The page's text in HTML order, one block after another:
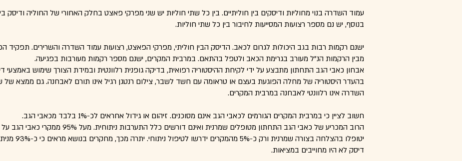
עמוד השדרה בנוי מחוליות ודיסקים בין חוליתיים. בין כל שתי חוליות יש שני מפרקי פאצט בחלק האחורי של החוליה ודיסק
בנוסף, יש נם מספר רצועות המסייעות לחיבור בין כל שתי חוליות.
ישנם רקמות רבות בגב היכולות לגרום לכאב. הדיסק הבין חוליתי, מפרקי הפאצט, רצועות עמוד השדרה והשרירים. תפקיד
מבין הרקמות הנ"ל מעורב בגרימת הכאב ולטפל בהתאם. במרבית המקרים, ישנם מספר רקמות מעורבות בפגיעה.
בהעדר היסטוריה של מחלה הפוגעת בעצם או טראומה עם חשד לשבר, צילום רנטגן רגיל אינו תורם לאבחנה. גם ממצא של
השדרה אינו רלוונטי לאבחנה במרבית המקרים.
חשוב לציין כי במרבית המקרים הגורמים לכאבי הגב אינם מסוכנים. זיהום או גידול אחראים לכ-1% בלבד מכאבי הגב.
הרוב המכריע של כאבי הגב התחתון מטופלים שמרנית ואינם
יטופלו בהצלחה
דיסק לא היו מחוייבים במציאות.